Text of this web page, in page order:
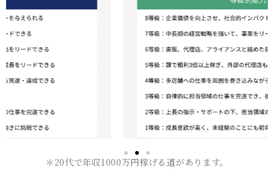
＊20代で年収1000万円稼げる道があります。